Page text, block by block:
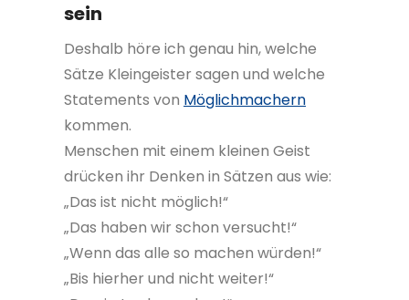
sein
Deshalb höre ich genau hin, welche
Sätze Kleingeister sagen und welche
Statements von Möglichmachern
kommen.
Menschen mit einem kleinen Geist
drücken ihr Denken in Sätzen aus wie:
„Das ist nicht möglich!“
„Das haben wir schon versucht!“
„Wenn das alle so machen würden!“
„Bis hierher und nicht weiter!“